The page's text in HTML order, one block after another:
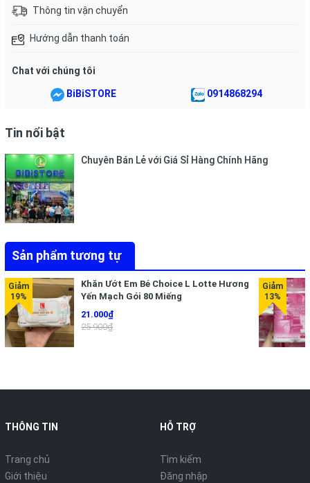
Thông tin vận chuyển
Hướng dẫn thanh toán
Chat với chúng tôi
BiBiSTORE 0914868294
Tin nổi bật
Chuyên Bán Lẻ với Giá Sỉ Hàng Chính Hãng
Sản phẩm tương tự
Khăn Ướt Em Bé Choice L Lotte Hương
Yến Mạch Gói 80 Miếng
21.000₫
25.900₫
THÔNG TIN
Trang chủ
Giới thiệu
HỖ TRỢ
Tìm kiếm
Đăng nhập